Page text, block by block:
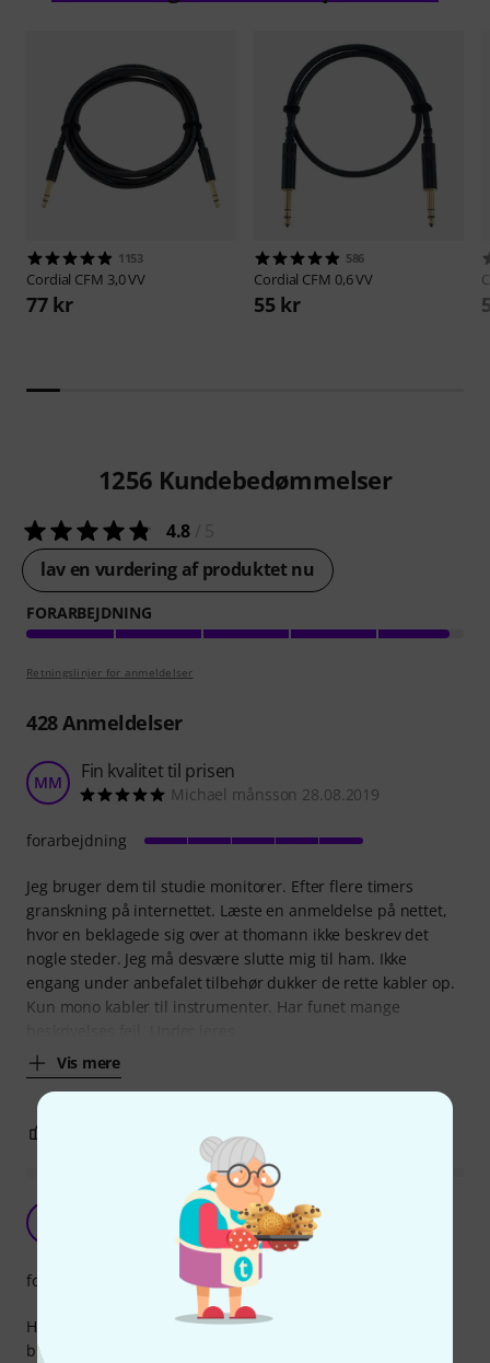
1153
Cordial CFM 3,0 VV
77 kr
586
Cordial CFM 0,6 VV
55 kr
1256 Kundebedømmelser
4.8
lav en vurdering af produktet nu
FORARBEJDNING
Retningslinjer for anmeldelser
428Anmeldelser
MM Fin kvalitet til prisen
Michael månsson 28.08.2019
Jeg bruger dem til studie monitorer. Efter flere timers
granskning på internettet. Læste en anmeldelse på nettet,
hvor en beklagede sig over at thomann ikke beskrev det
nogle steder. Jeg må desvære slutte mig til ham. Ikke
engang under anbefalet tilbehør dukker de rette kabler op.
Kun mono kabler til instrumenter. Har funet mange
Vis mere
forarbejdning
LokiFarbaute 18.11.2021
Hvad kan jeg sige, lyden går ganske fint igennem, de bliver
brugt til mine studie monitors og lever varen så at sige
forarbejdning